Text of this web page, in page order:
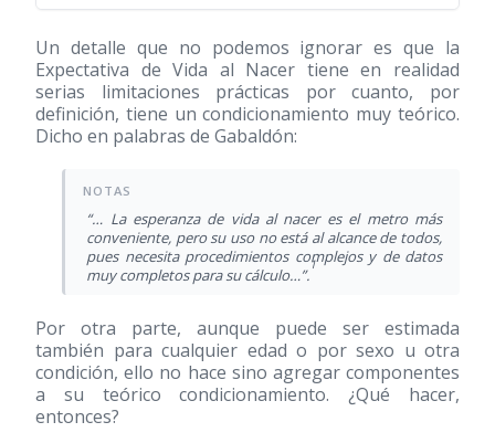
Un detalle que no podemos ignorar es que la
Expectativa de Vida al Nacer tiene en realidad
serias limitaciones prácticas por cuanto, por
definición, tiene un condicionamiento muy teórico.
Dicho en palabras de Gabaldón:
“… La esperanza de vida al nacer es el metro más
conveniente, pero su uso no está al alcance de todos,
pues necesita procedimientos complejos y de datos
muy completos para su cálculo…”.
1
Por otra parte, aunque puede ser estimada
también para cualquier edad o por sexo u otra
condición, ello no hace sino agregar componentes
a su teórico condicionamiento. ¿Qué hacer,
entonces?